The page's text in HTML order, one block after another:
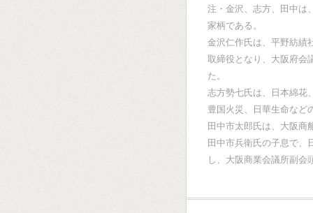
注・金沢、志方、田中は
家柄である。
金沢仁作氏は、平野紡績
取締役となり、大阪府会
た。
志方勢七氏は、日本綿花
豊国火災、日華生命など
田中市太郎氏は、大阪商
田中市兵衛氏の子息で、
し、大阪商業会議所副会